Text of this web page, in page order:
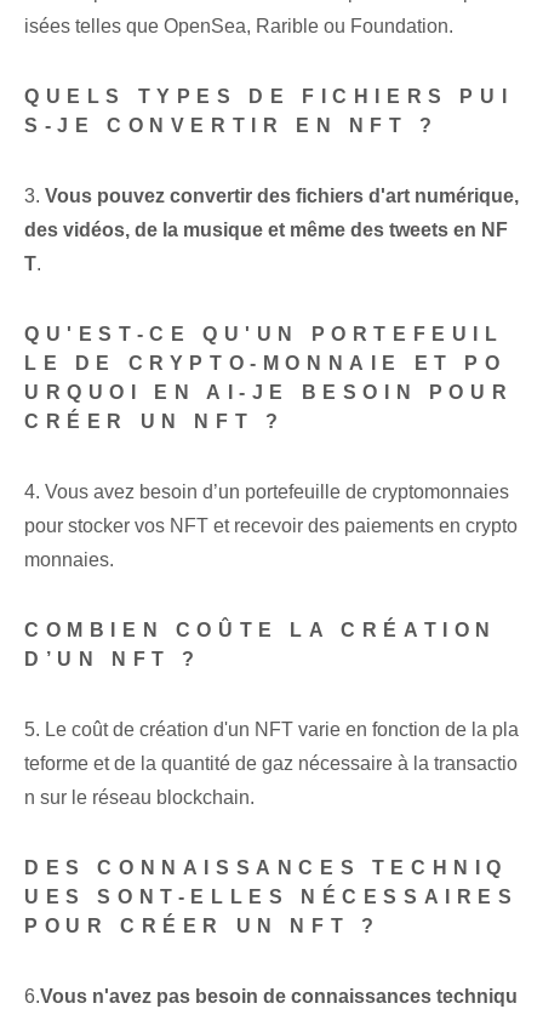
isées telles que⁤ OpenSea,‍ Rarible ou ⁣Foundation.
QUELS TYPES DE FICHIERS PUI
S-JE CONVERTIR EN NFT ?
3. Vous pouvez convertir des fichiers d'art numérique,
des vidéos, de la musique et même des tweets en NF
T.
QU'EST-CE QU'UN PORTEFEUIL
LE DE CRYPTO-MONNAIE ET PO
URQUOI EN AI-JE BESOIN POUR
CRÉER UN NFT ?
4. Vous avez besoin d’un portefeuille de cryptomonnaies
pour stocker vos NFT et recevoir des paiements en crypto
monnaies.
COMBIEN COÛTE LA CRÉATION
D’UN ‌NFT ?
5. Le coût de création d'un NFT varie en fonction de la pla
teforme et de la quantité de gaz nécessaire à la transactio
n sur le réseau blockchain.
DES CONNAISSANCES TECHNIQ
UES SONT-ELLES NÉCESSAIRES
POUR CRÉER UN NFT ?
6.⁢Vous n'avez pas besoin de connaissances techniqu